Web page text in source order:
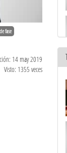
fase
14 may 2019
Visto: 1355 veces